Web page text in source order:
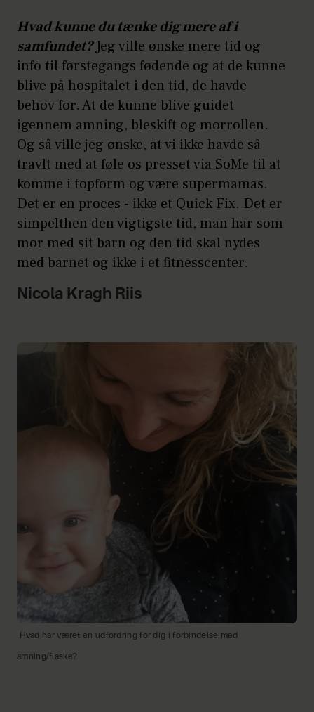
Hvad kunne du tænke dig mere af i
samfundet?Jeg ville ønske mere tid og
info til førstegangs fødende og at de kunne
blive på hospitalet i den tid, de havde
behov for. At de kunne blive guidet
igennem amning, bleskift og morrollen.
Og så ville jeg ønske, at vi ikke havde så
travlt med at føle os presset via SoMe til at
komme i topform og være supermamas.
Det er en proces - ikke et Quick Fix. Det er
simpelthen den vigtigste tid, man har som
mor med sit barn og den tid skal nydes
med barnet og ikke i et fitnesscenter.
Nicola Kragh Riis
Hvad har været en udfordring for dig i forbindelse med
amning/flaske?